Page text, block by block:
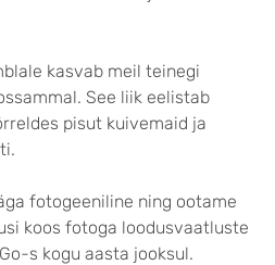
kasvab meil teinegi
See liik eelistab
pisut kuivemaid ja
fotogeeniline ning ootame
koos fotoga loodusvaatluste
s kogu aasta jooksul.